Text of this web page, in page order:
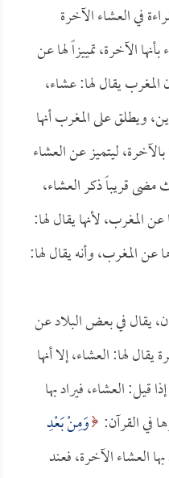
في العشاء الآخرة
الآخرة، تمييزاً لها عن
المغرب يقال لها: عشاء،
ويطلق على المغرب أنها
ليتميز عن العشاء
مضى قريباً ذكر العشاء،
المغرب، لأنها يقال لها:
المغرب، وأنه يقال لها:
يقال في بعض البلاد عن
لها: العشاء، إلا أنها
العشاء، فيراد بها
في القرآن: وَمِنْ بَعْدِ
بها العشاء الآخرة، فعند